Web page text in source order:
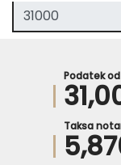
Podatek
Taksa